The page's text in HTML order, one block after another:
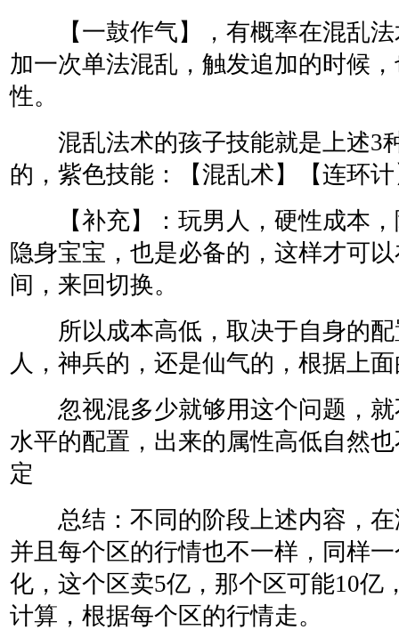
【一鼓作气】，有概率在混乱法
加一次单法混乱，触发追加的时候
性。
混乱法术的孩子技能就是上述3
的，紫色技能：【混乱术】【连环
【补充】：玩男人，硬性成本，
隐身宝宝，也是必备的，这样才可
间，来回切换。
所以成本高低，取决于自身的配
人，神兵的，还是仙气的，根据上
忽视混多少就够用这个问题，就
水平的配置，出来的属性高低自然
定
总结：不同的阶段上述内容，在
并且每个区的行情也不一样，同样
化，这个区卖5亿，那个区可能10亿
计算，根据每个区的行情走。